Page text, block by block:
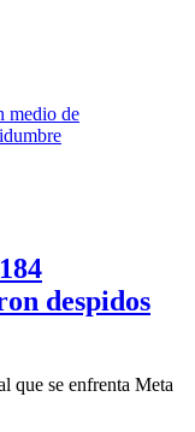
despidos
que se enfrenta Meta